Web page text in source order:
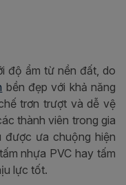
độ ẩm từ nền đất, do
bền đẹp với khả năng
trơn trượt và dễ vệ
thành viên trong gia
được ưa chuộng hiện
nhựa PVC hay tấm
lực tốt.